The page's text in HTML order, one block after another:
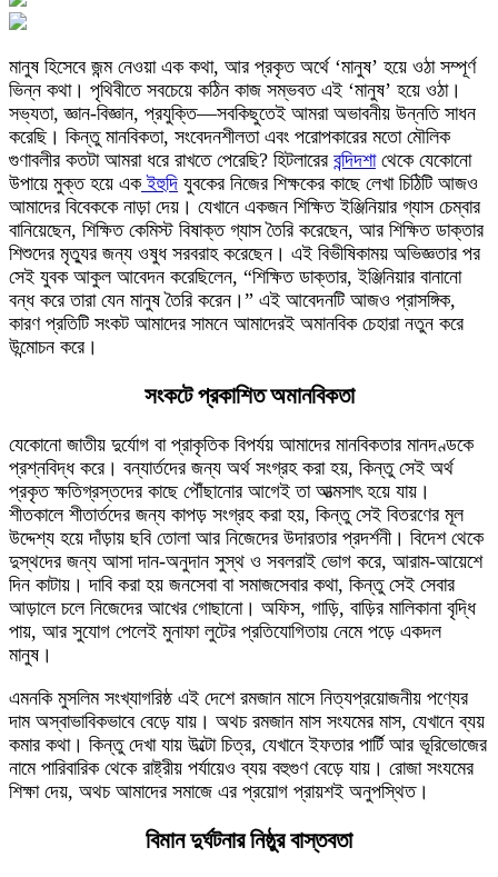
মানুষ হিসেবে জন্ম নেওয়া এক কথা, আর প্রকৃত অর্থে ‘মানুষ’ হয়ে ওঠা সম্পূর্ণ
ভিন্ন কথা। পৃথিবীতে সবচেয়ে কঠিন কাজ সম্ভবত এই ‘মানুষ’ হয়ে ওঠা।
সভ্যতা, জ্ঞান-বিজ্ঞান, প্রযুক্তি—সবকিছুতেই আমরা অভাবনীয় উন্নতি সাধন
করেছি। কিন্তু মানবিকতা, সংবেদনশীলতা এবং পরোপকারের মতো মৌলিক
গুণাবলীর কতটা আমরা ধরে রাখতে পেরেছি? হিটলারের বন্দিদশাথেকে যেকোনো
উপায়ে মুক্ত হয়ে একইহুদি যুবকের নিজের শিক্ষকের কাছে লেখা চিঠিটি আজও
আমাদের বিবেককে নাড়া দেয়। যেখানে একজন শিক্ষিত ইঞ্জিনিয়ার গ্যাস চেম্বার
বানিয়েছেন, শিক্ষিত কেমিস্ট বিষাক্ত গ্যাস তৈরি করেছেন, আর শিক্ষিত ডাক্তার
শিশুদের মৃত্যুর জন্য ওষুধ সরবরাহ করেছেন। এই বিভীষিকাময় অভিজ্ঞতার পর
সেই যুবক আকুল আবেদন করেছিলেন, “শিক্ষিত ডাক্তার, ইঞ্জিনিয়ার বানানো
বন্ধ করে তারা যেন মানুষ তৈরি করেন।” এই আবেদনটি আজও প্রাসঙ্গিক,
কারণ প্রতিটি সংকট আমাদের সামনে আমাদেরই অমানবিক চেহারা নতুন করে
উন্মোচন করে।
সংকটে প্রকাশিত অমানবিকতা
যেকোনো জাতীয় দুর্যোগ বা প্রাকৃতিক বিপর্যয় আমাদের মানবিকতার মানদণ্ডকে
প্রশ্নবিদ্ধ করে। বন্যার্তদের জন্য অর্থ সংগ্রহ করা হয়, কিন্তু সেই অর্থ
প্রকৃত ক্ষতিগ্রস্তদের কাছে পৌঁছানোর আগেই তা আত্মসাৎ হয়ে যায়।
শীতকালে শীতার্তদের জন্য কাপড় সংগ্রহ করা হয়, কিন্তু সেই বিতরণের মূল
উদ্দেশ্য হয়ে দাঁড়ায় ছবি তোলা আর নিজেদের উদারতার প্রদর্শনী। বিদেশ থেকে
দুস্থদের জন্য আসা দান-অনুদান সুস্থ ও সবলরাই ভোগ করে, আরাম-আয়েশে
দিন কাটায়। দাবি করা হয় জনসেবা বা সমাজসেবার কথা, কিন্তু সেই সেবার
আড়ালে চলে নিজেদের আখের গোছানো। অফিস, গাড়ি, বাড়ির মালিকানা বৃদ্ধি
পায়, আর সুযোগ পেলেই মুনাফা লুটের প্রতিযোগিতায় নেমে পড়ে একদল
মানুষ।
এমনকি মুসলিম সংখ্যাগরিষ্ঠ এই দেশে রমজান মাসে নিত্যপ্রয়োজনীয় পণ্যের
দাম অস্বাভাবিকভাবে বেড়ে যায়। অথচ রমজান মাস সংযমের মাস, যেখানে ব্যয়
কমার কথা। কিন্তু দেখা যায় উল্টো চিত্র, যেখানে ইফতার পার্টি আর ভূরিভোজের
নামে পারিবারিক থেকে রাষ্ট্রীয় পর্যায়েও ব্যয় বহুগুণ বেড়ে যায়। রোজা সংযমের
শিক্ষা দেয়, অথচ আমাদের সমাজে এর প্রয়োগ প্রায়শই অনুপস্থিত।
বিমান দুর্ঘটনার নিষ্ঠুর বাস্তবতা